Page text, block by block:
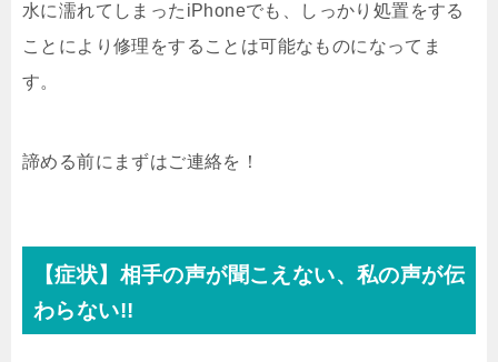
水に濡れてしまったiPhoneでも、しっかり処置をする
ことにより修理をすることは可能なものになってま
す。
諦める前にまずはご連絡を！
【症状】相手の声が聞こえない、私の声が伝
わらない!!